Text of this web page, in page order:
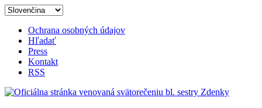
Skočiť na hlavný obsah
Ochrana osobných údajov
Hľadať
Press
Kontakt
RSS